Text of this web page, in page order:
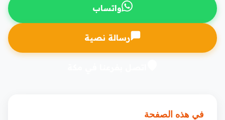
واتساب
رسالة نصية
في هذه الصفحة